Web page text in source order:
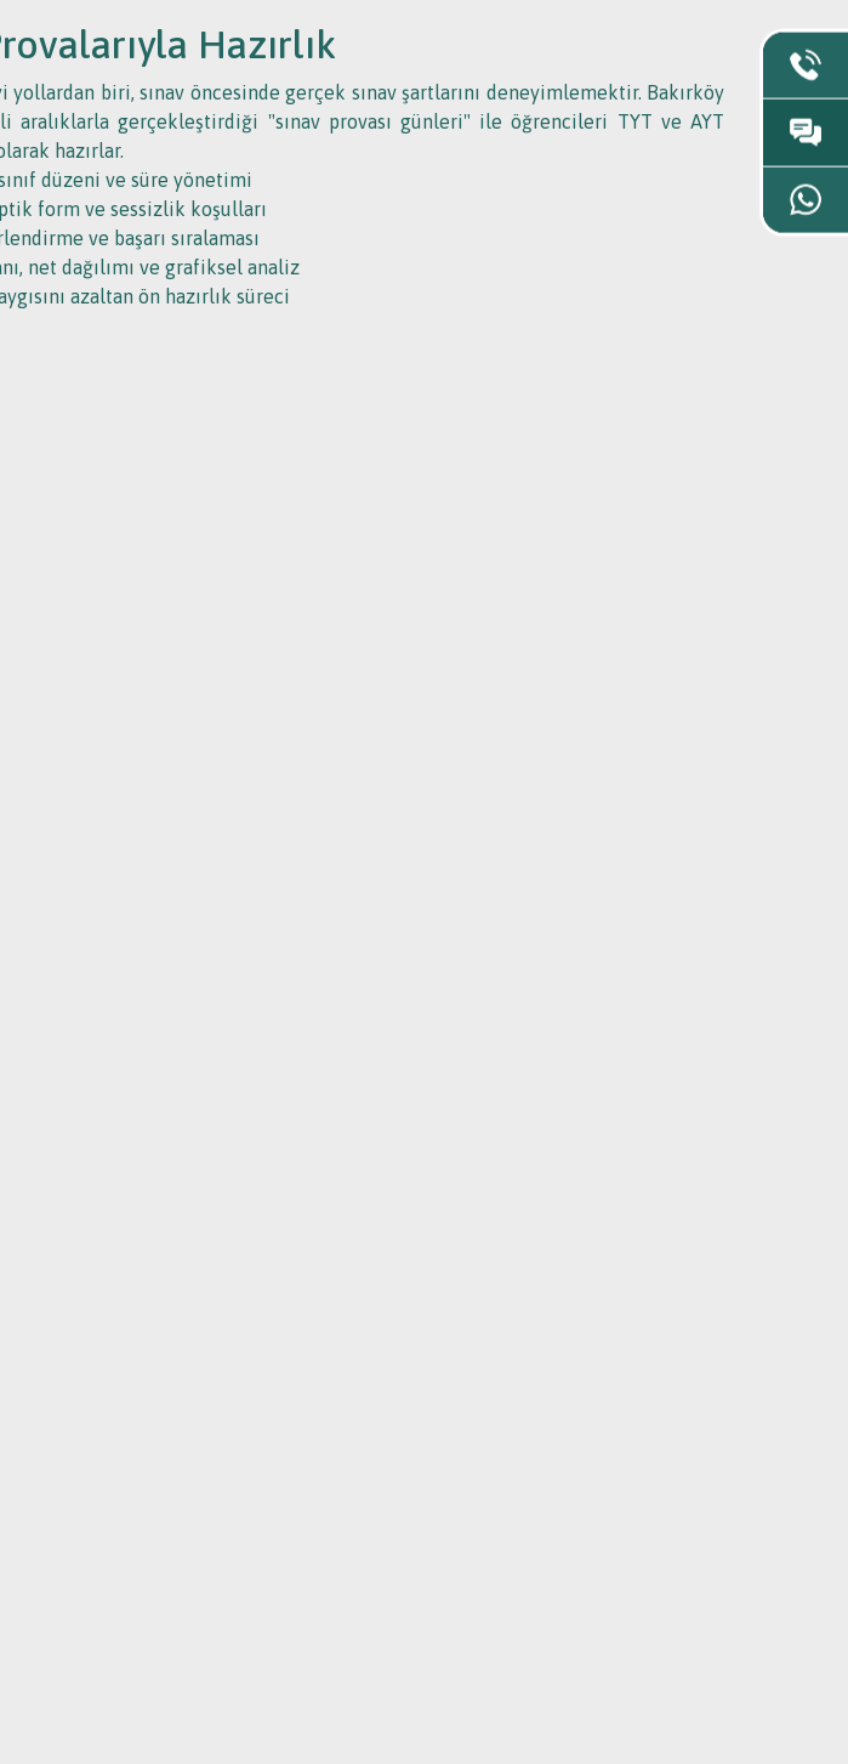
Hazırlık
yollardan biri, sınav öncesinde gerçek sınav şartlarını deneyimlemektir. Bakırköy
aralıklarla gerçekleştirdiği "sınav provası günleri" ile öğrencileri TYT ve AYT
hazırlar.
düzeni ve süre yönetimi
form ve sessizlik koşulları
ve başarı sıralaması
net dağılımı ve grafiksel analiz
azaltan ön hazırlık süreci